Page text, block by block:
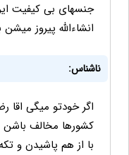
جنسهای بی کیفیت
انشاءالله پیروز
ناشناس:
اگر خودتو میگی اقا
کشورها مخالف باشن
با از هم پاشیدن و